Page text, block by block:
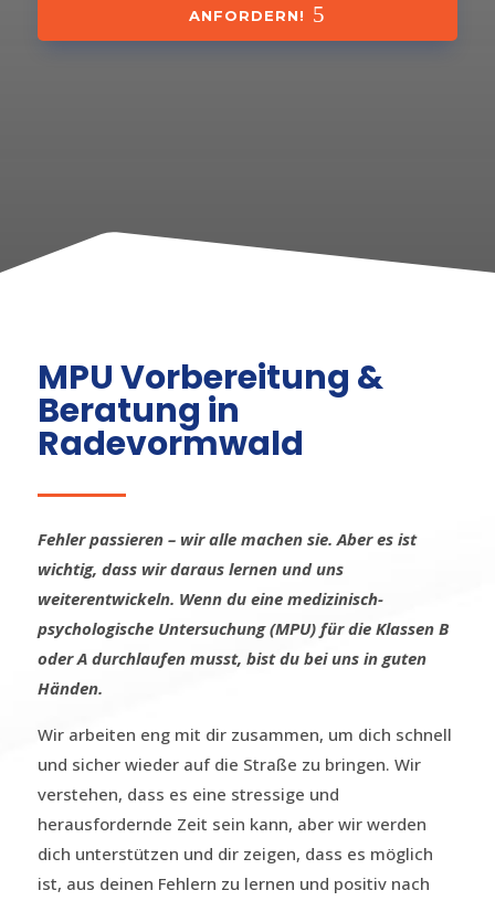
ANFORDERN!
MPU Vorbereitung &
Beratung in
Radevormwald
Fehler passieren – wir alle machen sie. Aber es ist
wichtig, dass wir daraus lernen und uns
weiterentwickeln. Wenn du eine medizinisch-
psychologische Untersuchung (MPU) für die Klassen B
oder A durchlaufen musst, bist du bei uns in guten
Händen.
Wir arbeiten eng mit dir zusammen, um dich schnell
und sicher wieder auf die Straße zu bringen. Wir
verstehen, dass es eine stressige und
herausfordernde Zeit sein kann, aber wir werden
dich unterstützen und dir zeigen, dass es möglich
ist, aus deinen Fehlern zu lernen und positiv nach